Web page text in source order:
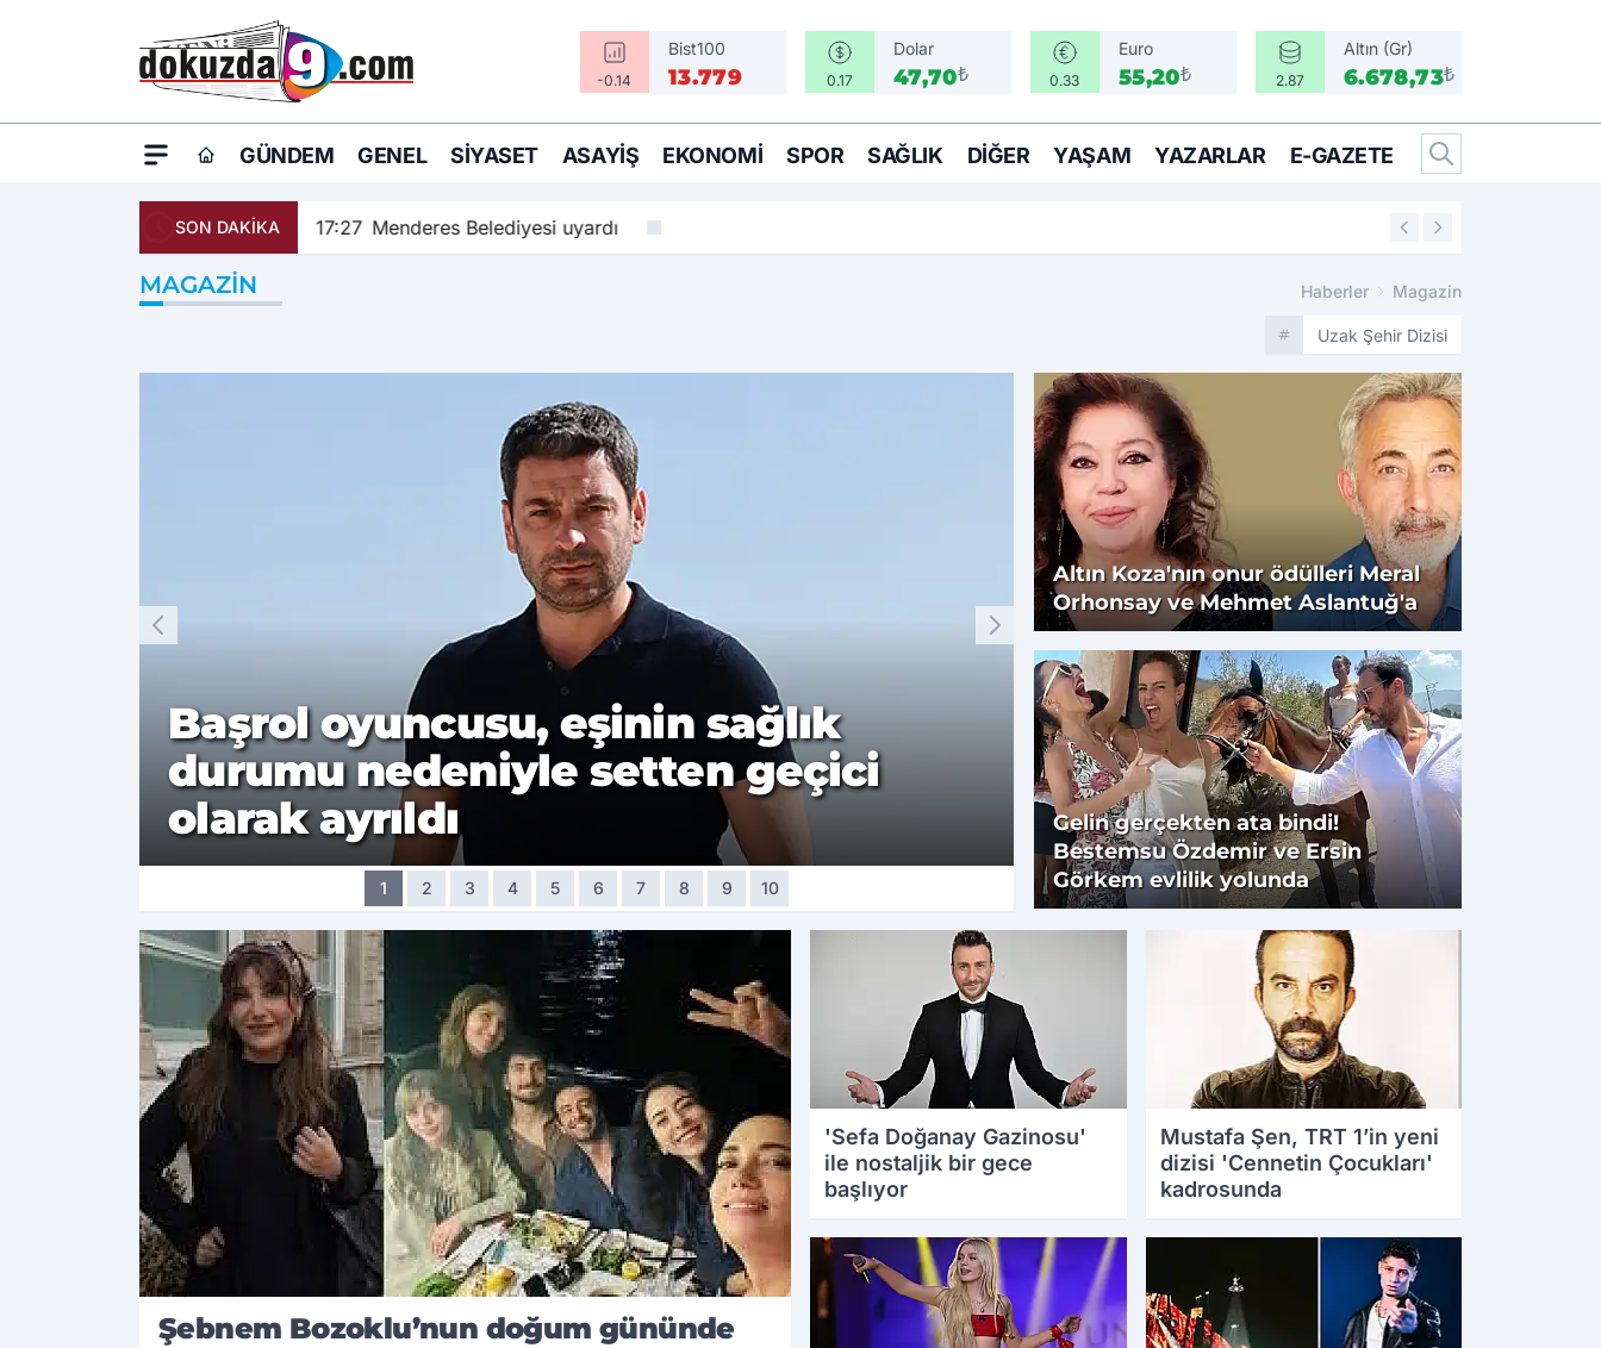
-0.14
Bist100
13.779 0.17
Dolar
47,70₺ 0.33
Euro
55,20₺ 2.87
Altın (Gr)
6.678,73₺
GÜNDEM GENEL SIYASET ASAYIŞ EKONOMI SPOR SAĞLIK DIĞER YAŞAM YAZARLAR E-GAZETE
SON DAKİKA17:27 Menderes Belediyesi uyardı Türkiye, Suudi
MAGAZIN Haberler Magazin
Uzak Şehir Dizisi
Başrol oyuncusu, eşinin sağlık
durumu nedeniyle setten geçici
olarak ayrıldı
Bursalı Genç Oyuncu Ali
Süzer, sinema ve
parlamaya devam ediyor
1 2 3 4 5 6 7 8 9 10
Altın Koza'nın onur ödülleri Meral
Orhonsay ve Mehmet Aslantuğ'a
Gelin gerçekten ata bindi!
Bestemsu Özdemir ve Ersin
Görkem evlilik yolunda
Şebnem Bozoklu’nun doğum gününde
'Sefa Doğanay Gazinosu'
ile nostaljik bir gece
başlıyor
25.08.2025 11:47
Mustafa Şen, TRT 1’in yeni
dizisi 'Cennetin Çocukları'
kadrosunda
25.08.2025 11:26